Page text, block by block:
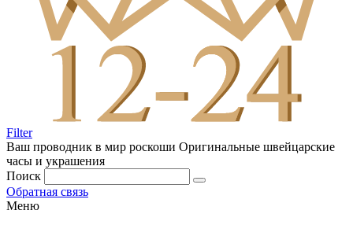
Filter
Ваш проводник в мир роскоши Оригинальные швейцарские
часы и украшения
Поиск
Обратная связь
Меню